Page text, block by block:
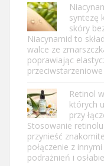
syntezę
skóry
Niacynamid to
walce ze
poprawiając
Retinol
których
przy
Stosowanie
przynieść
połączenie z
podrażnień i